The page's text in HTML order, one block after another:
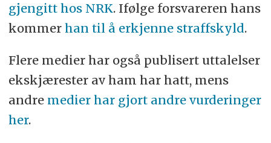
gjengitt hos NRK. Ifølge forsvareren hans
kommer han til å erkjenne straffskyld.
Flere medier har også publisert uttalelser
ekskjærester av ham har hatt, mens
andre medier har gjort andre vurderinger
her.